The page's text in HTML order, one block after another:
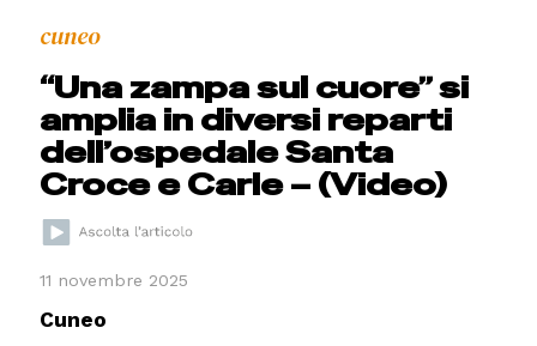
cuneo
“Una zampa sul cuore” si
amplia in diversi reparti
dell’ospedale Santa
Croce e Carle – (Video)
11 novembre 2025
Cuneo